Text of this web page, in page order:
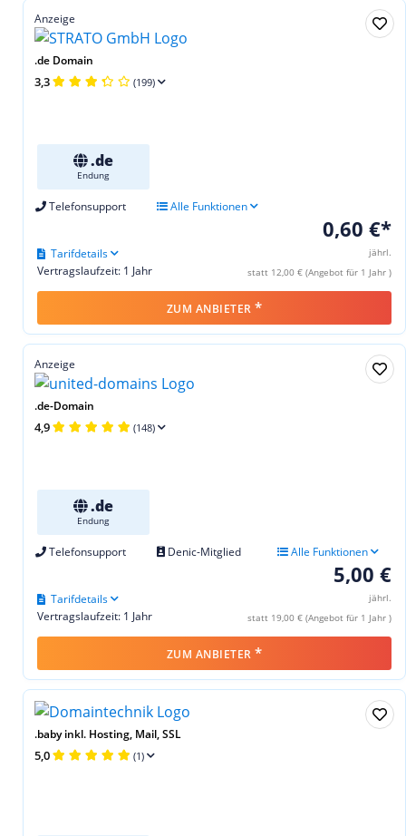
Anzeige
.de Domain
3,3 (199)
.de
Endung
Telefonsupport Alle Funktionen
0,60 €*
jährl.
statt 12,00 € (Angebot für 1 Jahr )
Vertragslaufzeit: 1 Jahr
Tarifdetails
ZUM ANBIETER *
Anzeige
.de-Domain
4,9 (148)
.de
Endung
Telefonsupport Denic-Mitglied Alle Funktionen
5,00 €
jährl.
statt 19,00 € (Angebot für 1 Jahr )
Vertragslaufzeit: 1 Jahr
Tarifdetails
ZUM ANBIETER *
.baby inkl. Hosting, Mail, SSL
5,0 (1)